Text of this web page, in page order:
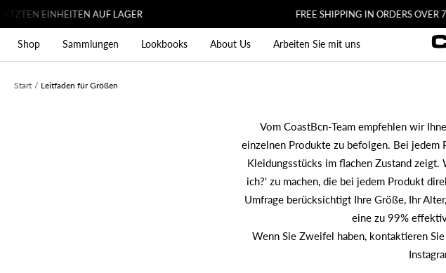
Direkt
zum
Inhalt
EINHEITEN AUF LAGER FREE SHIPPING IN ORDERS OVER 70€
Shop Sammlungen Lookbooks About Us Arbeiten Sie mit uns
Start Leitfaden für Größen
Vom CoastBcn-Team empfehlen wir
einzelnen Produkte zu befolgen. Bei jedem
Kleidungsstücks im flachen Zustand
ich?' zu machen, die bei jedem Produkt
Umfrage berücksichtigt Ihre Größe, Ihr
eine zu 99%
Wenn Sie Zweifel haben, kontaktieren